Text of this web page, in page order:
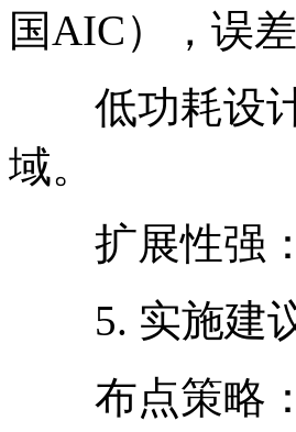
国AIC），误
低功耗设计
域。
扩展性强：
5. 实施建
布点策略：